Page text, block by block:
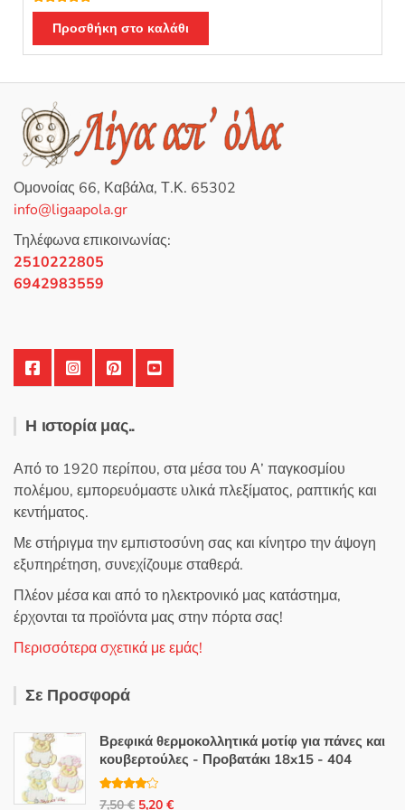
Βαθμολογή
θηκε με
4.86από 5
Προσθήκη στο καλάθι
Ομονοίας 66, Καβάλα, Τ.Κ. 65302
info@ligaapola.gr
Τηλέφωνα επικοινωνίας:
2510222805
6942983559
Η ιστορία μας..
Από το 1920 περίπου, στα μέσα του Α’ παγκοσμίου
πολέμου, εμπορευόμαστε υλικά πλεξίματος, ραπτικής και
κεντήματος.
Με στήριγμα την εμπιστοσύνη σας και κίνητρο την άψογη
εξυπηρέτηση, συνεχίζουμε σταθερά.
Πλέον μέσα και από το ηλεκτρονικό μας κατάστημα,
έρχονται τα προϊόντα μας στην πόρτα σας!
Περισσότερα σχετικά με εμάς!
Σε Προσφορά
Βρεφικά θερμοκολλητικά μοτίφ για πάνες και
κουβερτούλες - Προβατάκι 18x15 - 404
Βαθμολο
7,50€ Original
5,20 €Η